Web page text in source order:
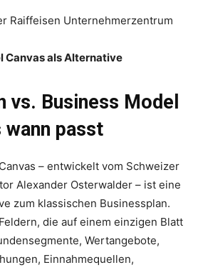
Raiffeisen Unternehmerzentrum
Canvas als Alternative
vs. Business Model
wann passt
– entwickelt vom Schweizer
Alexander Osterwalder – ist eine
zum klassischen Businessplan.
die auf einem einzigen Blatt
Wertangebote,
Einnahmequellen,